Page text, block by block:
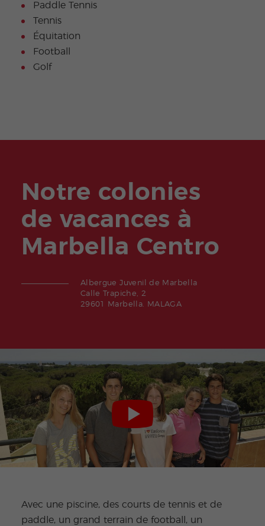
Paddle Tennis
Tennis
Équitation
Football
Golf
Notre colonies
de vacances à
Marbella Centro
Albergue Juvenil de Marbella
Calle Trapiche, 2
29601 Marbella. MALAGA
Avec une piscine, des courts de tennis et de
paddle, un grand terrain de football, un